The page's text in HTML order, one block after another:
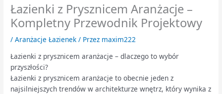
Łazienki z Prysznicem Aranżacje –
Kompletny Przewodnik Projektowy
/Aranżacje Łazienek / Przez maxim222
Łazienki z prysznicem aranżacje – dlaczego to wybór
przyszłości?
Łazienki z prysznicem aranżacje to obecnie jeden z
najsilniejszych trendów w architekturze wnętrz, który wynika z